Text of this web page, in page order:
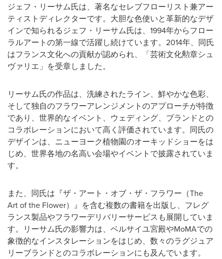
ジェフ・リーサム氏は、著名なセレブフローリスト兼アー
ティストディレクターです。大胆な色使いと革新的なデザ
インで知られるジェフ・リーサム氏は、1994年からフロー
ラルアートの第一線で活躍し続けています。2014年、同氏
はフランス文化への貢献が認められ、「芸術文化勲章シュ
ヴァリエ」を受章しました。
リーサム氏の作品は、洗練されたライン、鮮やかな色彩、
そして独自のフラワーアレンジメントのアプローチが特徴
であり、世界的なイベント、ウェディング、ブランドとの
コラボレーションにおいて高く評価されています。同氏の
デザインは、ニューヨーク植物園のオーキッドショーをは
じめ、世界各地の名高い会場やイベントで披露されていま
す。
また、同氏は『ザ・アート・オブ・ザ・フラワー（The
Art of the Flower）』を含む複数の書籍を出版し、フレグ
ランス製品やフラワーデリバリーサービスも展開していま
す。リーサム氏の影響力は、ベルサイユ宮殿やMoMAでの
象徴的なインスタレーションをはじめ、数々のラグジュア
リーブランドとのコラボレーションにも及んでいます。